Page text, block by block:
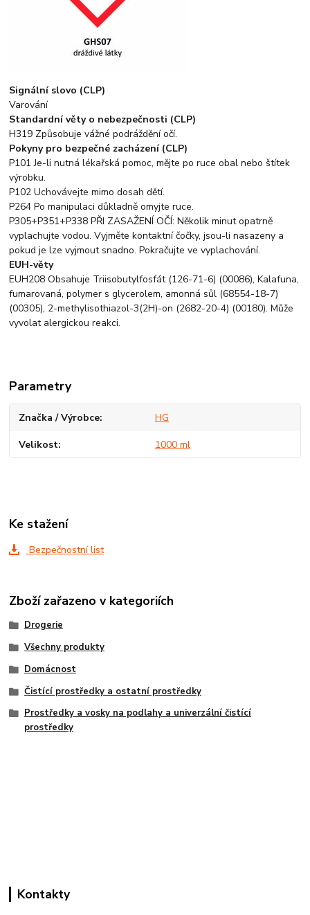
Signální slovo (CLP)
Varování
Standardní věty o nebezpečnosti (CLP)
H319 Způsobuje vážné podráždění očí.
Pokyny pro bezpečné zacházení (CLP)
P101 Je-li nutná lékařská pomoc, mějte po ruce obal nebo štítek
výrobku.
P102 Uchovávejte mimo dosah dětí.
P264 Po manipulaci důkladně omyjte ruce.
P305+P351+P338 PŘI ZASAŽENÍ OČÍ: Několik minut opatrně
vyplachujte vodou. Vyjměte kontaktní čočky, jsou-li nasazeny a
pokud je lze vyjmout snadno. Pokračujte ve vyplachování.
EUH-věty
EUH208 Obsahuje Triisobutylfosfát (126-71-6) (00086), Kalafuna,
fumarovaná, polymer s glycerolem, amonná sůl (68554-18-7)
(00305), 2-methylisothiazol-3(2H)-on (2682-20-4) (00180). Může
vyvolat alergickou reakci.
Parametry
Značka / Výrobce HG
Velikost 1000 ml
Ke stažení
Bezpečnostní list
Zboží zařazeno v kategoriích
Drogerie
Všechny produkty
Domácnost
Čistící prostředky a ostatní prostředky
Prostředky a vosky na podlahy a univerzální čistící
prostředky
Kontakty